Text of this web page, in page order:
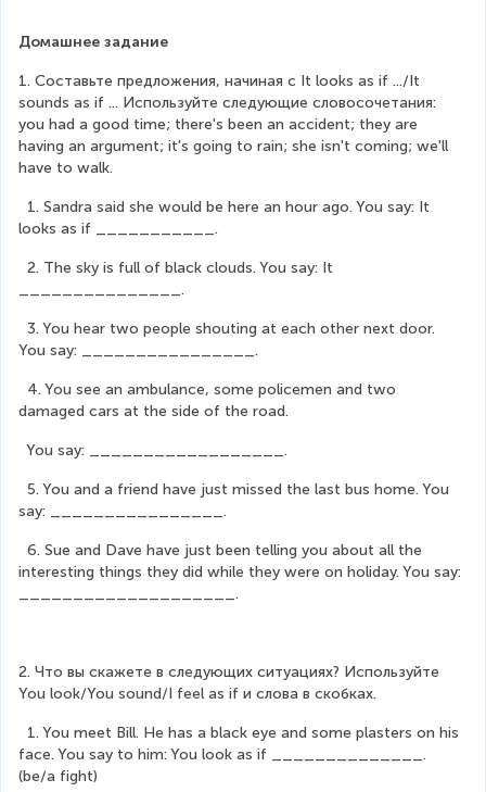
Домашнее задание
1. Составьте предложения, начиная с It looks as if .../It
sounds as if ... Используйте следующие словосочетания:
you had a good time; there's been an accident; they are
having an argument; it's going to rain; she isn't coming; we'll
have to walk.
1. Sandra said she would be here an hour ago. You say: It
looks as if ___________.
2. The sky is full of black clouds. You say: It
_______________.
3. You hear two people shouting at each other next door.
You say: ________________.
4. You see an ambulance, some policemen and two
damaged cars at the side of the road.
You say: __________________.
5. You and a friend have just missed the last bus home. You
say: ________________.
6. Sue and Dave have just been telling you about all the
interesting things they did while they were on holiday. You say:
____________________.
2. Что вы скажете в следующих ситуациях? Используйте
You look/You sound/I feel as if и слова в скобках.
1. You meet Bill. He has a black eye and some plasters on his
face. You say to him: You look as if ______________.
(be/a fight)